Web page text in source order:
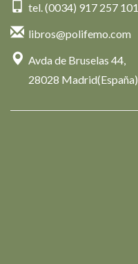
tel. (0034) 917 257 101
libros@polifemo.com
Avda de Bruselas 44,
28028 Madrid(España)